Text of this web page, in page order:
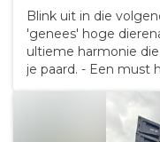
Blink uit in die
'genees' hoge
ultieme harmonie
je paard. - Een must
Ontdek de principes